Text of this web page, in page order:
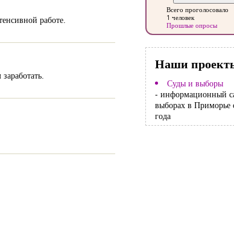
работе.
Всего проголосовало
1 человек
Прошлые опросы
Наши
Суды и выборы
- информационный
выборах в Приморье
года